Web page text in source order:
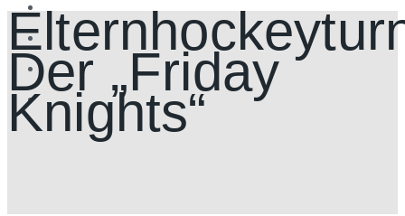
Der „Friday
Knights“